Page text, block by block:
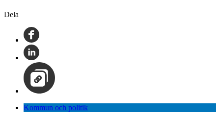
Dela
Kommun och politik